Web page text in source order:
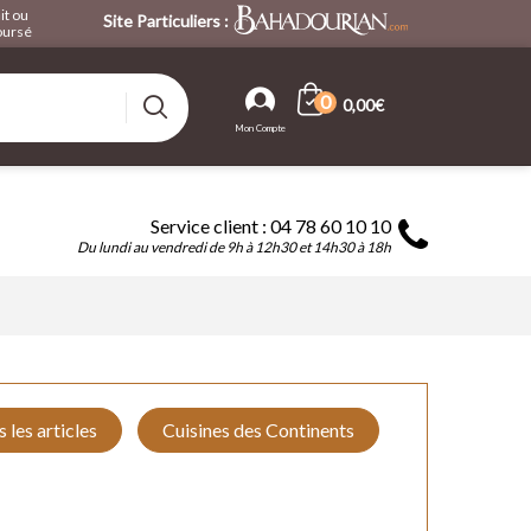
ou
Site Particuliers :
0 0,00€
Service client : 04 78 60 10 10
Du lundi au vendredi de 9h à 12h30 et 14h30 à 18h
les articles Cuisines des Continents